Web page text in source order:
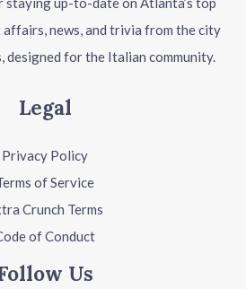
news, and trivia from the city
designed for the Italian community.
Legal
Privacy Policy
of Service
Crunch Terms
of Conduct
Us